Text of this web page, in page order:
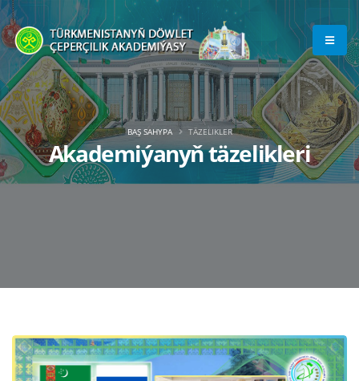
Akademiýanyň täzelikleri
BAŞ SAHYPA TÄZELIKLER